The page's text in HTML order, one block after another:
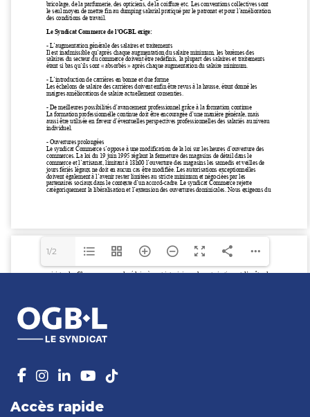
1/2
Accès rapide